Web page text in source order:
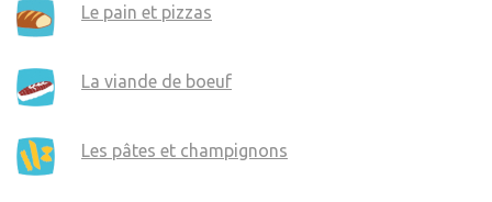
Le pain et pizzas
La viande de boeuf
Les pâtes et champignons